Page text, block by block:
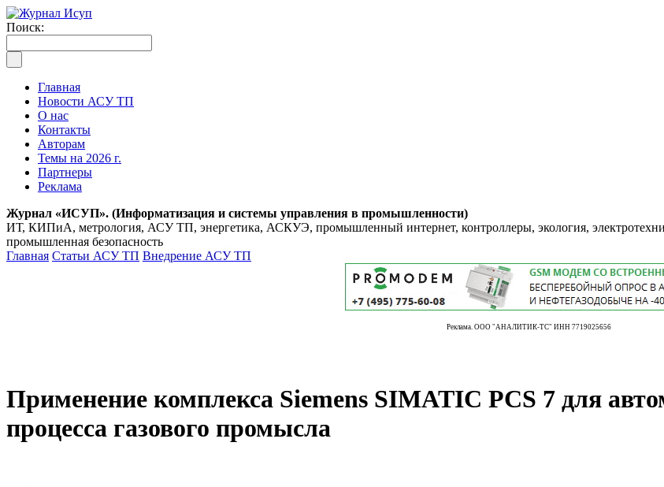
Поиск:
Главная
Новости АСУ ТП
О нас
Контакты
Авторам
Темы на 2026 г.
Партнеры
Реклама
Журнал «ИСУП». (Информатизация и системы управления в промышленности)
ИТ, КИПиА, метрология, АСУ ТП, энергетика, АСКУЭ, промышленный интернет, контроллеры, экология,
промышленная безопасность
Главная Статьи АСУ ТП Внедрение АСУ ТП
Реклама. ООО "АНАЛИТИК-ТС" ИНН 7719025656
Применение комплекса Siemens SIMATIC PCS 7 для
процесса газового промысла